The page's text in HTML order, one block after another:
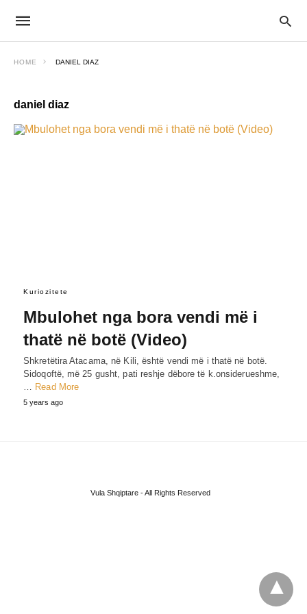
HOME DANIEL DIAZ
daniel diaz
Kuriozitete
Mbulohet nga bora vendi më i
thatë në botë (Video)
Shkretëtira Atacama, në Kili, është vendi më i thatë në botë.
Sidoqoftë, më 25 gusht, pati reshje dëbore të k.onsiderueshme,
Read More
5 years ago
Vula Shqiptare - All Rights Reserved